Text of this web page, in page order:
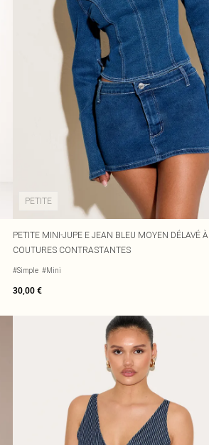
PETITE
PETITE MINI-JUPE E JEAN BLEU MOYEN DÉLAVÉ À
COUTURES CONTRASTANTES
#Simple #Mini
30,00 €